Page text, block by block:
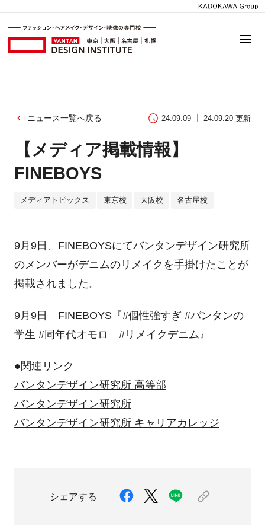
ニュース一覧へ戻る 24.09.09 24.09.20 更新
【メディア掲載情報】
FINEBOYS
メディアトピックス 東京校 大阪校 名古屋校
9月9日、FINEBOYSにてバンタンデザイン研究所
のメンバーがデニムのリメイクを手掛けたことが
掲載されました。
9月9日 FINEBOYS『#個性強すぎ #バンタンの
学生 #同年代オモロ #リメイクデニム』
●関連リンク
バンタンデザイン研究所 高等部
バンタンデザイン研究所
バンタンデザイン研究所 キャリアカレッジ
シェアする